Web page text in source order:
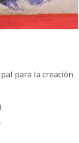
para la creación